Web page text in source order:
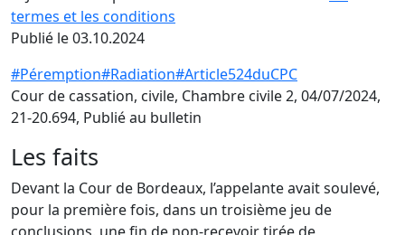
Publié le 03.10.2024
#Péremption#Radiation#Article524duCPC
Cour de cassation, civile, Chambre civile 2, 04/07/2024,
21-20.694, Publié au bulletin
Les faits
Devant la Cour de Bordeaux, l’appelante avait soulevé,
pour la première fois, dans un troisième jeu de
termes et les conditions